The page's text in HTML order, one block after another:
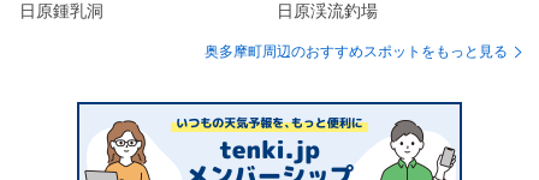
日原鍾乳洞 日原渓流釣場
奥多摩町周辺のおすすめスポットをもっと見る